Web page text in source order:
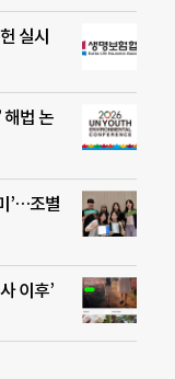
실시
해법 논
’…조별
이후’